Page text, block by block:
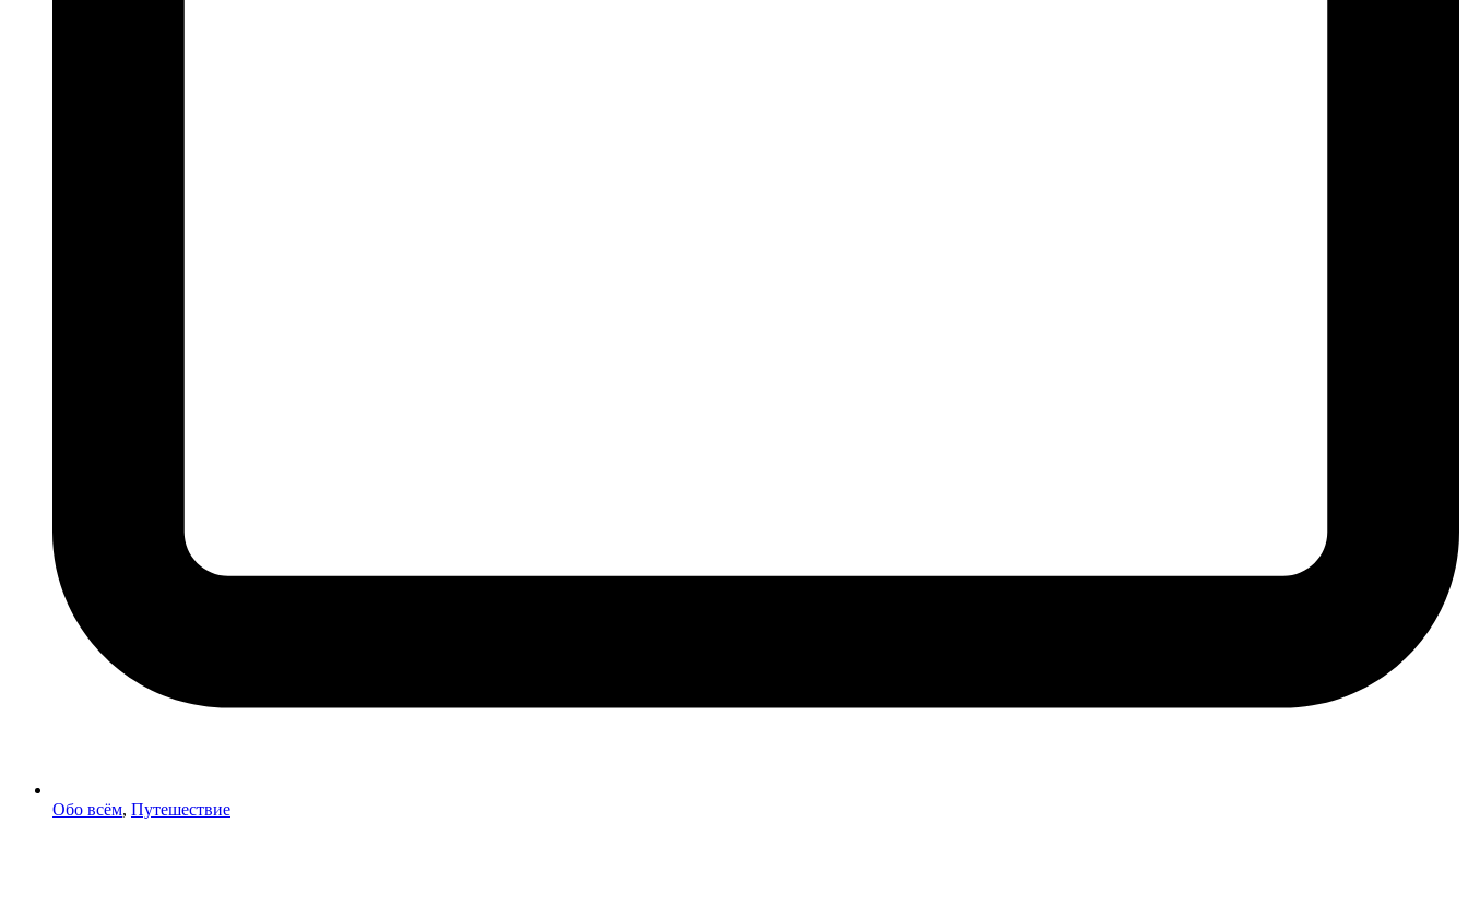
Обо всём, Путешествие